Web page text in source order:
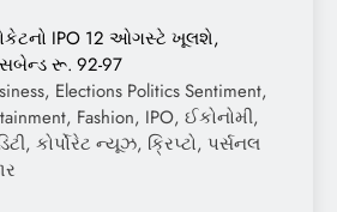
IPO 12 ઓગસ્ટે ખૂલશે,
રૂ. 92-97
Elections Politics Sentiment,
Fashion, IPO, ઈકોનોમી,
કોર્પોરેટ ન્યૂઝ, ક્રિપ્ટો, પર્સનલ